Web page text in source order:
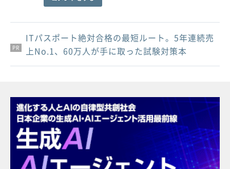
PR
PR
PR
ITパスポート絶対合格の最短ルート。5年連続売
上No.1、60万人が手に取った試験対策本